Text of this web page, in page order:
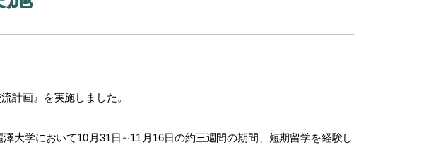
計画』を実施しました。
大学において10月31日∼11月16日の約三週間の期間、短期留学を経験し